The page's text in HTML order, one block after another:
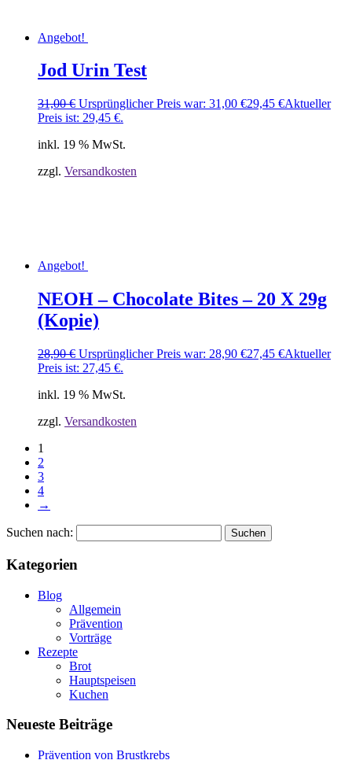
Angebot!
Jod Urin Test
31,00€ Ursprünglicher Preis war: 31,00 €29,45 €Aktueller
Preis ist: 29,45 €.
inkl. 19 % MwSt.
zzgl. Versandkosten
Angebot!
NEOH – Chocolate Bites – 20 X 29g
(Kopie)
28,90€ Ursprünglicher Preis war: 28,90 €27,45 €Aktueller
Preis ist: 27,45 €.
inkl. 19 % MwSt.
zzgl. Versandkosten
1
2
3
4
→
Suchen nach:
Kategorien
Blog
Allgemein
Prävention
Vorträge
Rezepte
Brot
Hauptspeisen
Kuchen
Neueste Beiträge
Prävention von Brustkrebs